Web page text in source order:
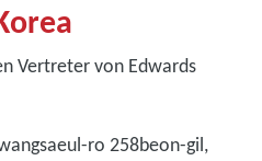
Vertreter von Edwards
ro 258beon-gil,